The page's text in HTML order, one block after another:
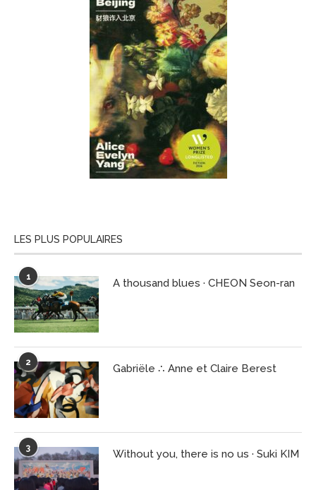
LES PLUS POPULAIRES
1 A thousand blues · CHEON Seon-ran
2 Gabriële ∴ Anne et Claire Berest
3 Without you, there is no us · Suki KIM